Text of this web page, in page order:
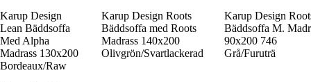
Karup Design
Lean Bäddsoffa
Med Alpha
Madrass 130x200
Bordeaux/Raw
Karup Design Roots
Bäddsoffa med Roots
Madrass 140x200
Olivgrön/Svartlackerad
Karup Design
Bäddsoffa M.
90x200 746
Grå/Furuträ